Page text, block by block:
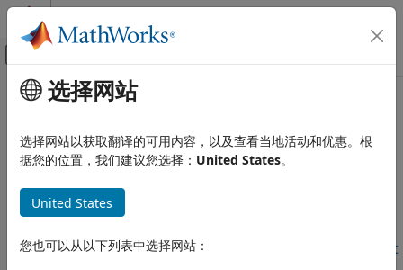
跳到内容
画布外导航菜单切换
文档主页
MATLAB Coder
类别
图像分类和分割应用程序
主要内容
目标检测应用程序
为执行目标检测的深度学习网络生成代码
精选示例
Code Generation for Detect Defects on Printed Circuit
选择网站
选择网站以获取翻译的可用内容，以及查看当地活动和优惠。根
据您的位置，我们建议您选择： United States。
United States
您也可以从以下列表中选择网站：